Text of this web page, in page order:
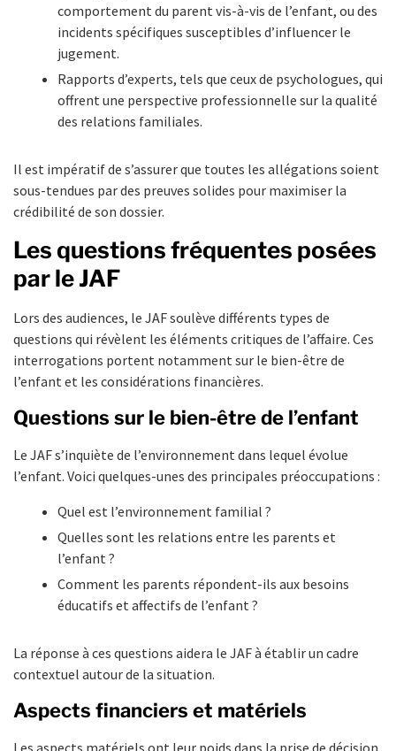
comportement du parent vis-à-vis de l’enfant, ou des
incidents spécifiques susceptibles d’influencer le
jugement.
Rapports d’experts, tels que ceux de psychologues, qui
offrent une perspective professionnelle sur la qualité
des relations familiales.
Il est impératif de s’assurer que toutes les allégations soient
sous-tendues par des preuves solides pour maximiser la
crédibilité de son dossier.
Les questions fréquentes posées
par le JAF
Lors des audiences, le JAF soulève différents types de
questions qui révèlent les éléments critiques de l’affaire. Ces
interrogations portent notamment sur le bien-être de
l’enfant et les considérations financières.
Questions sur le bien-être de l’enfant
Le JAF s’inquiète de l’environnement dans lequel évolue
l’enfant. Voici quelques-unes des principales préoccupations :
Quel est l’environnement familial ?
Quelles sont les relations entre les parents et
l’enfant ?
Comment les parents répondent-ils aux besoins
éducatifs et affectifs de l’enfant ?
La réponse à ces questions aidera le JAF à établir un cadre
contextuel autour de la situation.
Aspects financiers et matériels
Les aspects matériels ont leur poids dans la prise de décision